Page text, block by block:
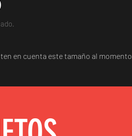
en cuenta este tamaño al momento